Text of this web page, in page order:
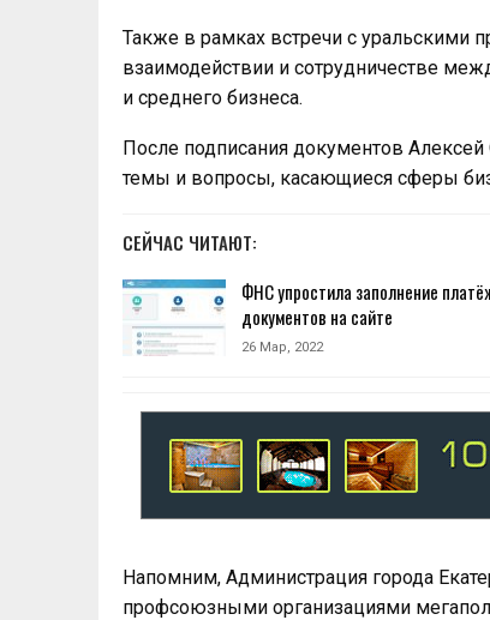
Также в рамках встречи с уральскими
взаимодействии и сотрудничестве
и среднего бизнеса.
После подписания документов
темы и вопросы, касающиеся сферы
СЕЙЧАС ЧИТАЮТ:
ФНС упростила заполнение
документов на сайте
26 Мар, 2022
Напомним, Администрация города
профсоюзными организациями